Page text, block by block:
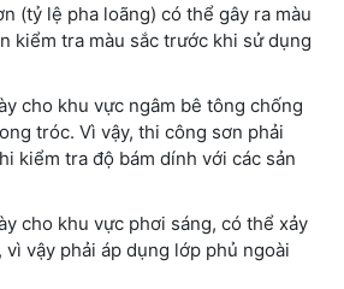
(tỷ lệ pha loãng) có thể gây ra màu
kiểm tra màu sắc trước khi sử dụng
cho khu vực ngâm bê tông chống
tróc. Vì vậy, thi công sơn phải
kiểm tra độ bám dính với các sản
cho khu vực phơi sáng, có thể xảy
vì vậy phải áp dụng lớp phủ ngoài